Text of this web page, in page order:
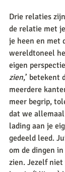
Drie relaties
de relatie met
je heen en met
wereldtoneel
eigen
zien,’ betekent
meerdere
meer begrip,
dat we
lading aan je
gedeeld leed.
om de dingen
zien. Jezelf